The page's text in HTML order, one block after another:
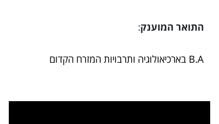
התואר המוענק:
B.A בארכיאולוגיה ותרבויות המזרח הקדום